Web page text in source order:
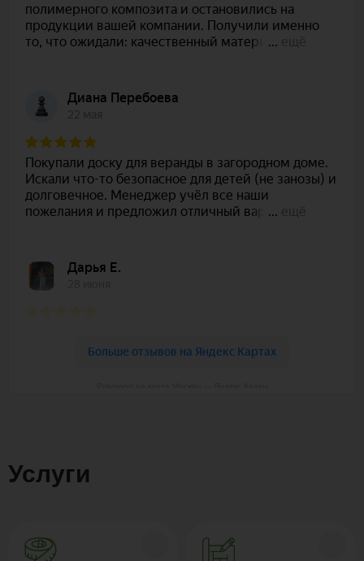
Услуги